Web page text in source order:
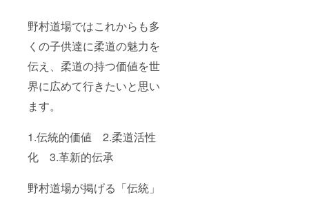
野村道場ではこれからも多
くの子供達に柔道の魅力を
伝え、柔道の持つ価値を世
界に広めて行きたいと思い
ます。
1.伝統的価値 2.柔道活性
化 3.革新的伝承
野村道場が掲げる「伝統」